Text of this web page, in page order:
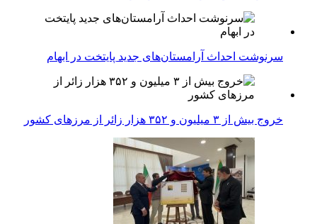
سرنوشت احداث آرامستان‌های جدید پایتخت در ابهام
خروج بیش از ۳ میلیون و ۳۵۲ هزار زائر از مرزهای کشور